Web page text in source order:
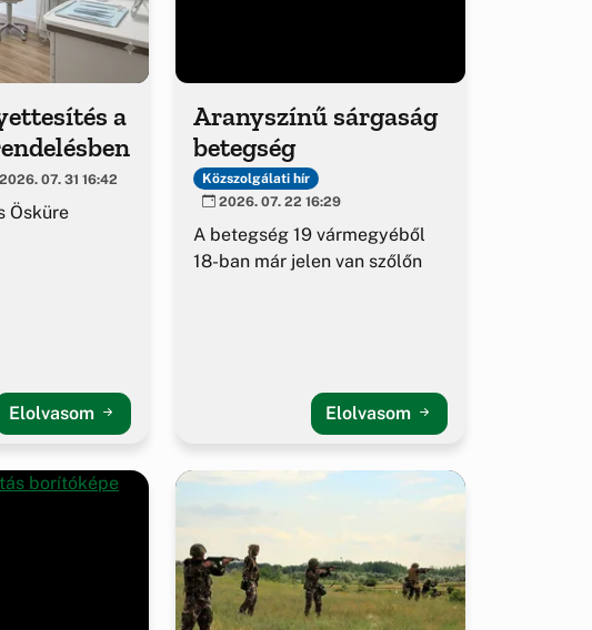
a
2026. 07. 31 16:42
Ösküre
Elolvasom
Aranyszínű sárgaság
betegség
Közszolgálati hír
2026. 07. 22 16:29
A betegség 19 vármegyéből
18-ban már jelen van szőlőn
Elolvasom